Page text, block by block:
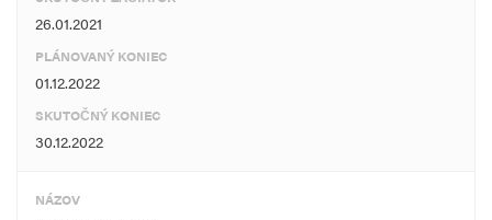
26.01.2021
PLÁNOVANÝ KONIEC
01.12.2022
SKUTOČNÝ KONIEC
30.12.2022
NÁZOV